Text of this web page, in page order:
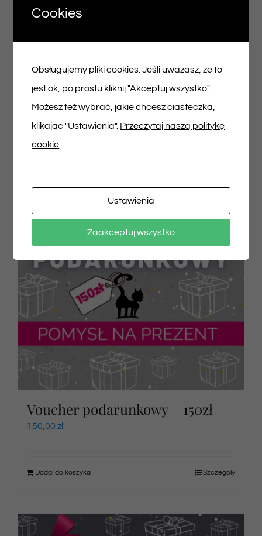
200,00zł
Dodaj do koszyka Szczegóły
Voucher podarunkowy – 150zł
150,00 zł
Dodaj do koszyka Szczegóły
Cookies
Obsługujemy pliki cookies. Jeśli uważasz, że to
jest ok, po prostu kliknij "Akceptuj wszystko".
Możesz też wybrać, jakie chcesz ciasteczka,
klikając "Ustawienia". Przeczytaj naszą politykę
cookie
Ustawienia
Zaakceptuj wszystko